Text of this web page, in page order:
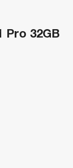
Pro 32GB